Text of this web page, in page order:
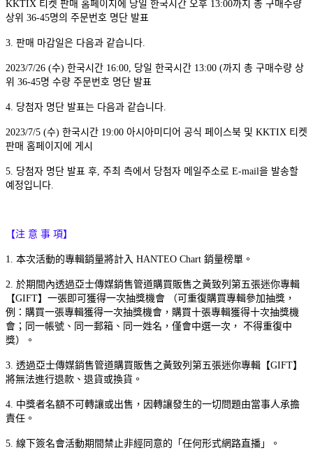
KKTIX 티켓 판매 홈페이지에 당일 한국시간 오후 13:00까지 총 구매수량
상위 36-45명의 주문번호 명단 발표
3. 판매 마감일은 다음과 같습니다.
2023/7/26 (수) 한국시간 16:00, 당일 한국시간 13:00 (까지 총 구매수량 상
위 36-45명 수량 주문번호 명단 발표
4. 당첨자 명단 발표는 다음과 같습니다.
2023/7/5 (수) 한국시간 19:00 아시아미디어 공식 페이스북 및 KKTIX 티켓
판매 홈페이지에 게시
5. 당첨자 명단 발표 후, 주최 측에서 당첨자 메일주소로 E-mail을 발송할
예정입니다.
【注 意 事 項】
1. 本次活動的專輯銷量將計入 HANTEO Chart 銷量榜單。
2. 於期間內透過亞士傳媒銷售管道購買販售之黃致列第五張迷你專輯
【GIFT】一張即可獲得一次抽獎機會 （可重復購買專輯參加抽獎，
例：購買一張專輯獲得一次抽獎機會，購買十張專輯獲得十次抽獎機
會；同一帳號、同一郵箱、同一姓名，僅會中選一次， 不得重復中
獎）。
3. 透過亞士傳媒銷售管道購買販售之黃致列第五張迷你專輯【GIFT】
將無法進行退款、退貨或換貨。
4. 中獎者名額不可轉讓或出售，因轉讓發生的一切問題由當事人承擔
責任。
5. 線下簽名會活動期間禁止非經同意的「任何形式網路直播」。